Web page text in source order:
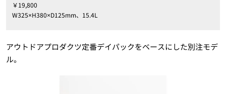
￥19,800
W325×H380×D125mm、15.4L
アウトドアプロダクツ定番デイパックをベースにした別注モデ
ル。